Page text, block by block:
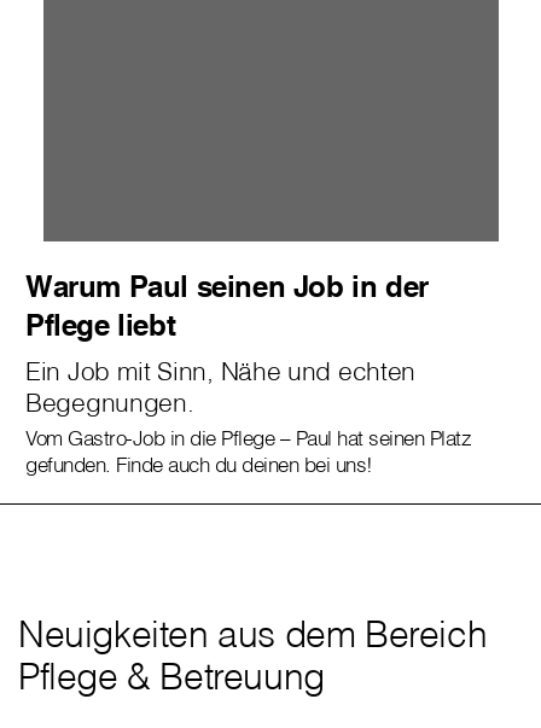
Warum Paul seinen Job in der
Pflege liebt
Ein Job mit Sinn, Nähe und echten
Begegnungen.
Vom Gastro-Job in die Pflege – Paul hat seinen Platz
gefunden. Finde auch du deinen bei uns!
Neuigkeiten aus dem Bereich
Pflege & Betreuung